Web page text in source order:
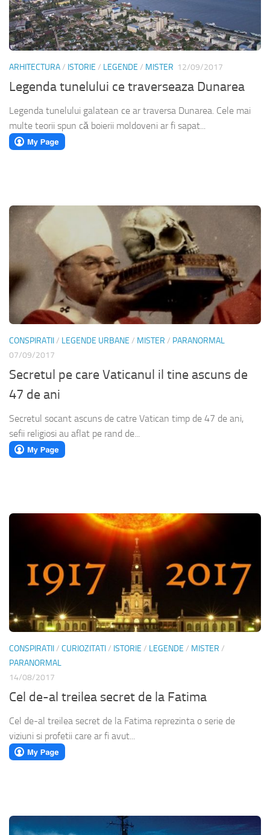
ARHITECTURA/ ISTORIE / LEGENDE / MISTER 12/09/2017
Legenda tunelului ce traverseaza Dunarea
Legenda tunelului galatean ce ar traversa Dunarea. Cele mai
multe teorii spun că boierii moldoveni ar fi sapat...
CONSPIRATII/ LEGENDE URBANE / MISTER / PARANORMAL
07/09/2017
Secretul pe care Vaticanul il tine ascuns de
47 de ani
Secretul socant ascuns de catre Vatican timp de 47 de ani,
sefii religiosi au aflat pe rand de...
CONSPIRATII/ CURIOZITATI/ ISTORIE / LEGENDE / MISTER /
PARANORMAL
14/08/2017
Cel de-al treilea secret de la Fatima
Cel de-al treilea secret de la Fatima reprezinta o serie de
viziuni si profetii care ar fi avut...